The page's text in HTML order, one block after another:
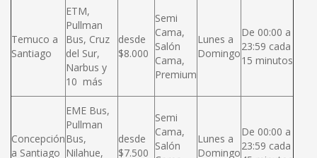
Temuco a
Santiago
ETM,
Pullman
Bus, Cruz
del Sur,
Narbus y
10 más
desde
$8.000
Semi
Cama,
Salón
Cama,
Premium
Lunes a
Domingo
De 00:00 a
23:59 cada
15 minutos
Concepción
a Santiago
EME Bus,
Pullman
Bus,
Nilahue,
desde
$7.500
Semi
Cama,
Salón
Lunes a
Domingo
De 00:00 a
23:59 cada